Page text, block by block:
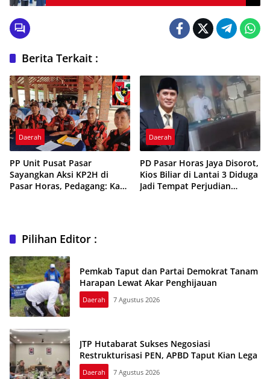
Berita Terkait :
Daerah
PP Unit Pusat Pasar
Sayangkan Aksi KP2H di
Pasar Horas, Pedagang: Kami
Daerah
PD Pasar Horas Jaya Disorot,
Kios Biliar di Lantai 3 Diduga
Jadi Tempat Perjudian
Pilihan Editor :
Pemkab Taput dan Partai Demokrat Tanam
Harapan Lewat Akar Penghijauan
Daerah 7 Agustus 2026
JTP Hutabarat Sukses Negosiasi
Restrukturisasi PEN, APBD Taput Kian Lega
Daerah 7 Agustus 2026